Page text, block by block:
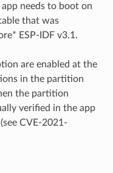
needs to boot on
that was
ESP-IDF v3.1.
are enabled at the
in the partition
the partition
verified in the app
CVE-2021-